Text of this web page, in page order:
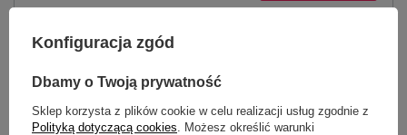
NAJCZĘŚCIEJ KUPOWANE Z
TYM TOWAREM
Konfiguracja zgód
Dbamy o Twoją prywatność
Sklep korzysta z plików cookie w celu realizacji usług zgodnie z
Polityką dotyczącą cookies . Możesz określić warunki